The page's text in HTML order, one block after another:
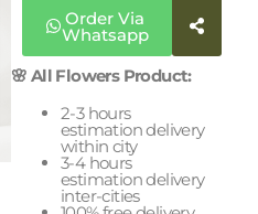
WAS:
IS:
RP675.000.
Order Via
Whatsapp
🌸 All Flowers Product:
2-3 hours
estimation delivery
within city
3-4 hours
estimation delivery
inter-cities